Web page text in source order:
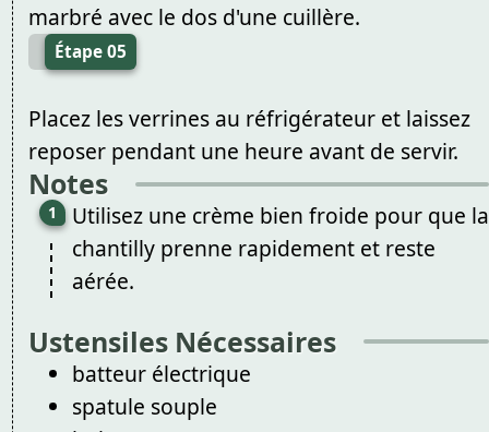
marbré avec le dos d'une cuillère.
Étape 05
Placez les verrines au réfrigérateur et laissez
reposer pendant une heure avant de servir.
Notes
Utilisez une crème bien froide pour que la
chantilly prenne rapidement et reste
aérée.
Ustensiles Nécessaires
batteur électrique
spatule souple